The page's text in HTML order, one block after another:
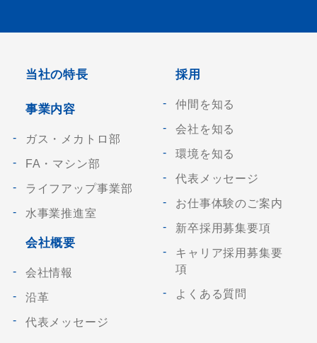
当社の特長
事業内容
ガス・メカトロ部
FA・マシン部
ライフアップ事業部
水事業推進室
会社概要
会社情報
沿革
代表メッセージ
採用
仲間を知る
会社を知る
環境を知る
代表メッセージ
お仕事体験のご案内
新卒採用募集要項
キャリア採用募集要
項
よくある質問